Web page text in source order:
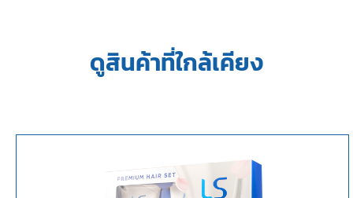
ดูสินค้าที่ใกล้เคียง